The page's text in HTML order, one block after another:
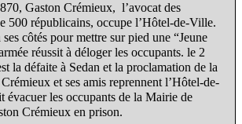
Gaston Crémieux, l’avocat des
500 républicains, occupe l’Hôtel-de-Ville.
côtés pour mettre sur pied une “Jeune
réussit à déloger les occupants. le 2
la défaite à Sedan et la proclamation de la
et ses amis reprennent l’Hôtel-de-
évacuer les occupants de la Mairie de
Crémieux en prison.